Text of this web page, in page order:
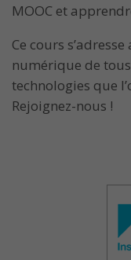
MOOC et
Ce cours
numérique de
technologies que
Rejoignez-nous !